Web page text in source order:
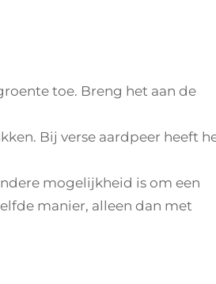
toe. Breng het aan de
Bij verse aardpeer heeft
mogelijkheid is om een
manier, alleen dan met